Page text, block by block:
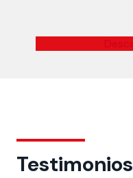
Testimonios